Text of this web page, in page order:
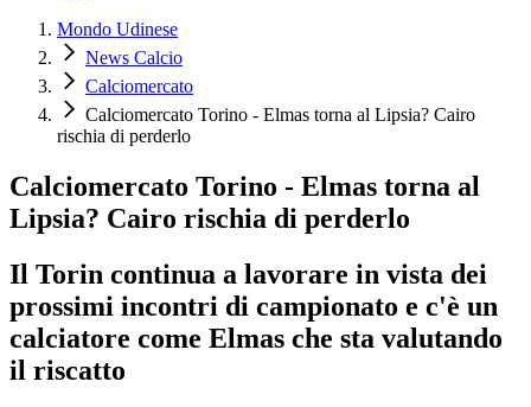
Mondo Udinese
News Calcio
Calciomercato
Calciomercato Torino - Elmas torna al Lipsia? Cairo
rischia di perderlo
Calciomercato Torino - Elmas torna al
Lipsia? Cairo rischia di perderlo
Il Torin continua a lavorare in vista dei
prossimi incontri di campionato e c'è un
calciatore come Elmas che sta valutando
il riscatto